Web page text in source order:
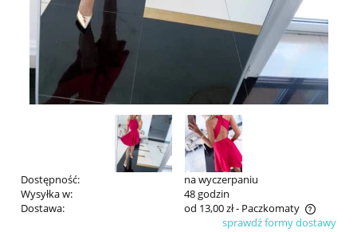
Dostępność:
na wyczerpaniu
Wysyłka w:
48 godzin
Dostawa:
od 13,00 zł- Paczkomaty
Cena nie zawiera ewentualnych kosztów płatnościsprawdź formy dostawy